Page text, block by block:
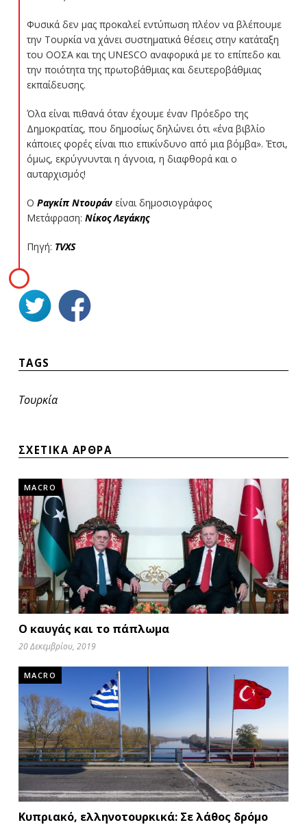
Φυσικά δεν μας προκαλεί εντύπωση πλέον να βλέπουμε
την Τουρκία να χάνει συστηματικά θέσεις στην κατάταξη
του ΟΟΣΑ και της UNESCO αναφορικά με το επίπεδο και
την ποιότητα της πρωτοβάθμιας και δευτεροβάθμιας
εκπαίδευσης.
Όλα είναι πιθανά όταν έχουμε έναν Πρόεδρο της
Δημοκρατίας, που δημοσίως δηλώνει ότι «ένα βιβλίο
κάποιες φορές είναι πιο επικίνδυνο από μια βόμβα». Έτσι,
όμως, εκρύγνυνται η άγνοια, η διαφθορά και ο
αυταρχισμός!
Ο Ραγκίπ Ντουράν είναι δημοσιογράφος
Μετάφραση: Νίκος Λεγάκης
Πηγή: TVXS
TAGS
Τουρκία
ΣΧΕΤΙΚΑ ΑΡΘΡΑ
MACRO
Ο καυγάς και το πάπλωμα
20 Δεκεμβρίου, 2019
MACRO
Κυπριακό, ελληνοτουρκικά: Σε λάθος δρόμο